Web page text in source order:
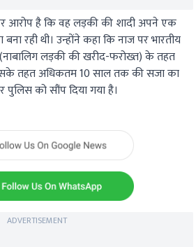
आरोप है कि वह लड़की की शादी अपने एक
रही थी। उन्होंने कहा कि नाज पर भारतीय
लड़की की खरीद-फरोख्त) के तहत
तहत अधिकतम 10 साल तक की सजा का
पुलिस को सौंप दिया गया है।
ADVERTISEMENT